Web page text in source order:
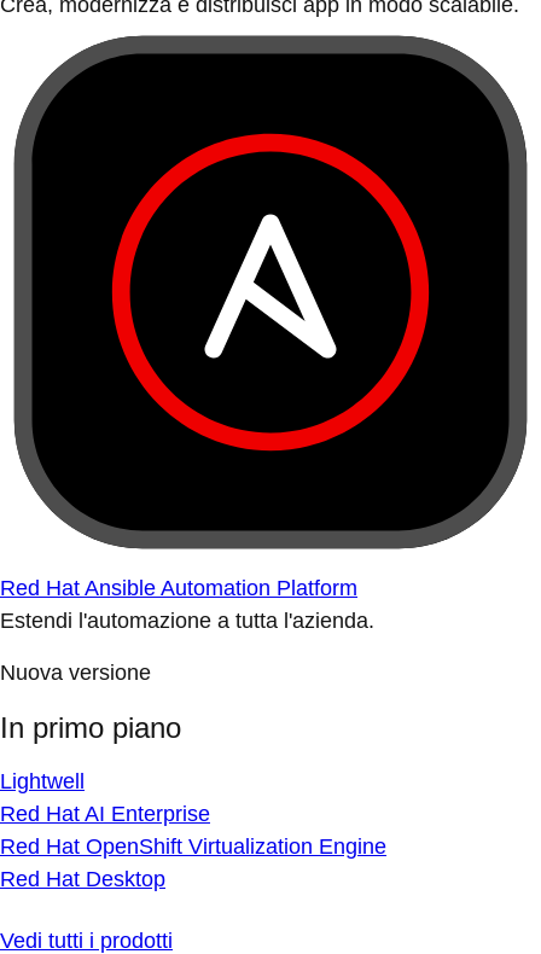
Crea, modernizza e distribuisci app in modo scalabile.
Red Hat Ansible Automation Platform
Estendi l'automazione a tutta l'azienda.
Nuova versione
In primo piano
Lightwell
Red Hat AI Enterprise
Red Hat OpenShift Virtualization Engine
Red Hat Desktop
Vedi tutti i prodotti